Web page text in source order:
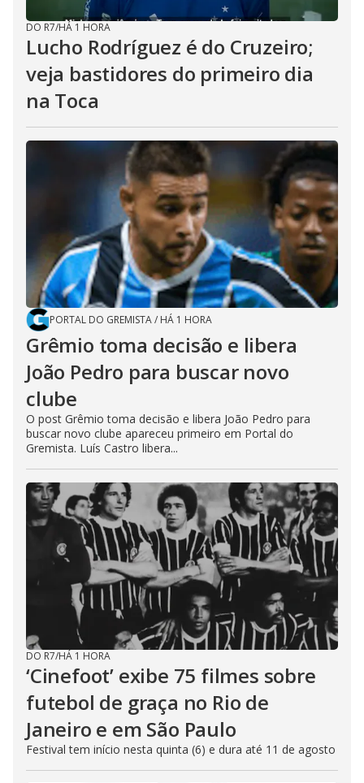
DO R7/HÁ 1 HORA
Lucho Rodríguez é do Cruzeiro;
veja bastidores do primeiro dia
na Toca
PORTAL DO GREMISTA/ HÁ 1 HORA
Grêmio toma decisão e libera
João Pedro para buscar novo
clube
O post Grêmio toma decisão e libera João Pedro para
buscar novo clube apareceu primeiro em Portal do
Gremista. Luís Castro libera...
DO R7/HÁ 1 HORA
‘Cinefoot’ exibe 75 filmes sobre
futebol de graça no Rio de
Janeiro e em São Paulo
Festival tem início nesta quinta (6) e dura até 11 de agosto